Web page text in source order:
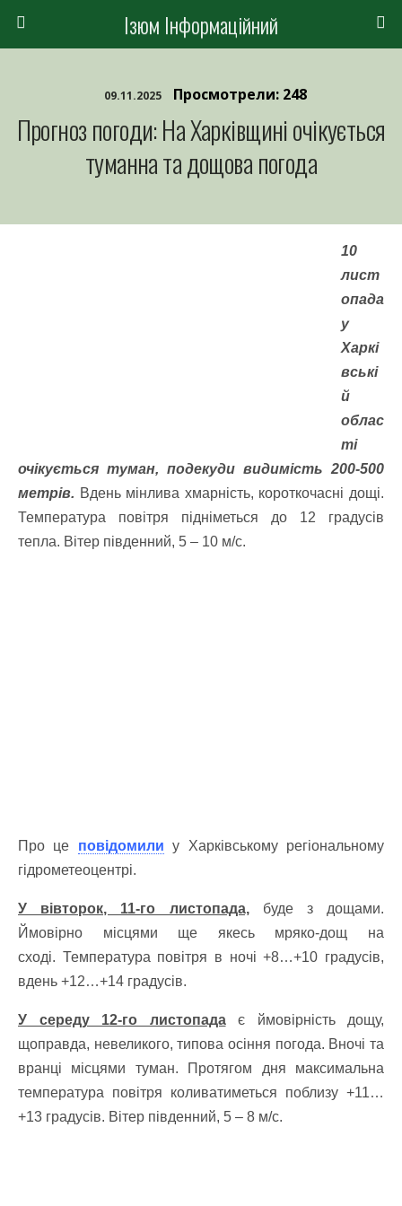
Ізюм Інформаційний
09.11.2025 Просмотрели: 248
Прогноз погоди: На Харківщині очікується
туманна та дощова погода
10
лист
опада
у
Харкі
вські
й
облас
ті
очікується туман, подекуди видимість 200-500
метрів. Вдень мінлива хмарність, короткочасні дощі.
Температура повітря підніметься до 12 градусів
тепла. Вітер південний, 5 – 10 м/с.
Про це повідомили у Харківському регіональному
гідрометеоцентрі.
У вівторок, 11-го листопада,буде з дощами.
Ймовірно місцями ще якесь мряко-дощ на
сході. Температура повітря в ночі +8…+10 градусів,
вдень +12…+14 градусів.
У середу 12-го листопадає ймовірність дощу,
щоправда, невеликого, типова осіння погода. Вночі та
вранці місцями туман. Протягом дня максимальна
температура повітря коливатиметься поблизу +11…
+13 градусів. Вітер південний, 5 – 8 м/с.